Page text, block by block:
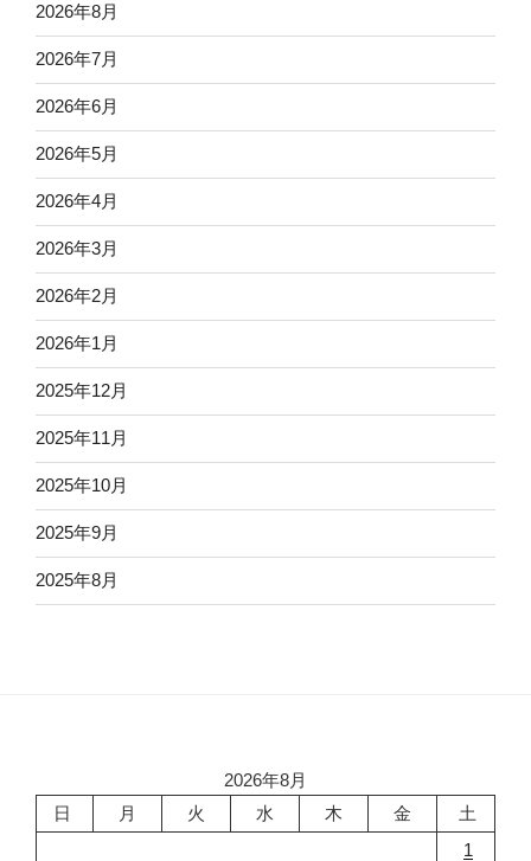
2026年8月
2026年7月
2026年6月
2026年5月
2026年4月
2026年3月
2026年2月
2026年1月
2025年12月
2025年11月
2025年10月
2025年9月
2025年8月
2026年8月
日
月 火 水 木 金
土
1